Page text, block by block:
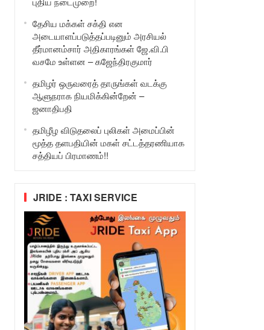
தேசிய மக்கள் சக்தி என
அடையாளப்படுத்தப்படினும் அரசியல்
தீர்மானம்சார் அதிகாரங்கள் ஜே.வி.பி
வசமே உள்ளன – கஜேந்திரகுமார்
தமிழர் ஒருவரைத் தாருங்கள் வடக்கு
ஆளுநராக நியமிக்கின்றேன் –
ஜனாதிபதி
தமிழீழ விடுதலைப் புலிகள் அமைப்பின்
மூத்த தளபதியின் மகள் சட்டத்தரணியாக
சத்தியப் பிரமாணம்!!
JRIDE : TAXI SERVICE